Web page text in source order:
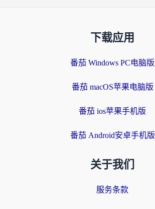
下载应用
番茄 Windows PC电脑版
番茄 macOS苹果电脑版
番茄 ios苹果手机版
番茄 Android安卓手机版
关于我们
服务条款